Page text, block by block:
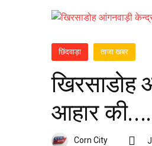
छिंदवाड़ा ताजा खबर
खिरसाडोह
आहार
Corn City